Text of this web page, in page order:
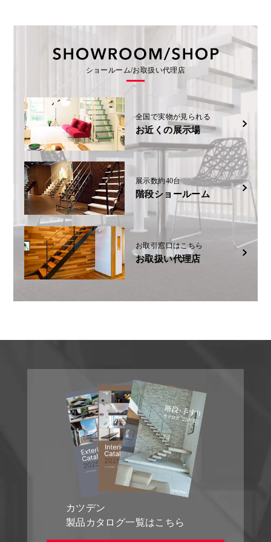
ショールーム/お取扱い代理店
全国で実物が見られる
お近くの展示場
展示数約40台
階段ショールーム
お取引窓口はこちら
お取扱い代理店
カツデン
製品カタログ一覧はこちら